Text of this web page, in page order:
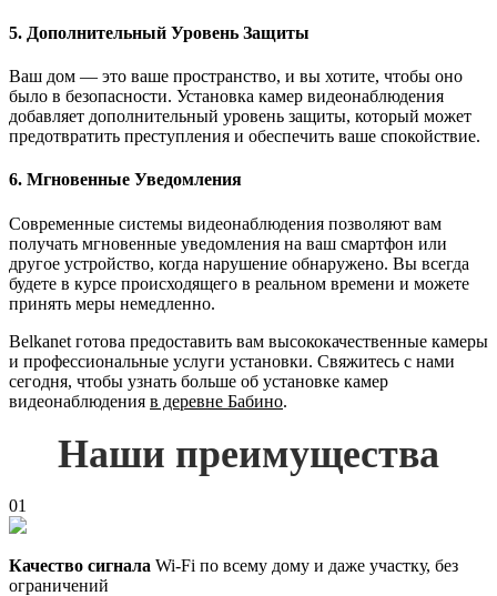
5. Дополнительный Уровень Защиты
Ваш дом — это ваше пространство, и вы хотите, чтобы оно
было в безопасности. Установка камер видеонаблюдения
добавляет дополнительный уровень защиты, который может
предотвратить преступления и обеспечить ваше спокойствие.
6. Мгновенные Уведомления
Современные системы видеонаблюдения позволяют вам
получать мгновенные уведомления на ваш смартфон или
другое устройство, когда нарушение обнаружено. Вы всегда
будете в курсе происходящего в реальном времени и можете
принять меры немедленно.
Belkanet готова предоставить вам высококачественные камеры
и профессиональные услуги установки. Свяжитесь с нами
сегодня, чтобы узнать больше об установке камер
видеонаблюдения в деревне Бабино.
Наши преимущества
01
Качество сигнала Wi-Fi по всему дому и даже участку, без
ограничений